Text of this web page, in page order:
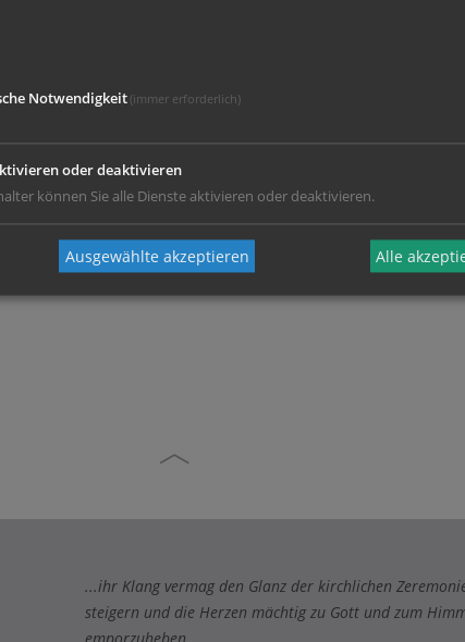
von Google Mapsund laden Sie die Seite neu , um diesen Inhalt
...ihr Klang vermag den Glanz der kirchlichen
steigern und die Herzen mächtig zu Gott und zum
Notwendigkeit (immer erforderlich)
oder deaktivieren
können Sie alle Dienste aktivieren oder deaktivieren.
Ausgewählte akzeptieren Alle